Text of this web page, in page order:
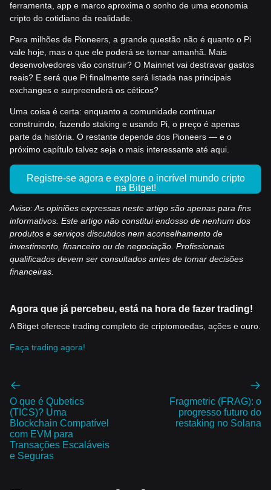
ferramenta, app e marco aproxima o sonho de uma economia
cripto do cotidiano da realidade.
Para milhões de Pioneers, a grande questão não é quanto o Pi
vale hoje, mas o que ele poderá se tornar amanhã. Mais
desenvolvedores vão construir? O Mainnet vai destravar gastos
reais? E será que Pi finalmente será listada nas principais
exchanges e surpreenderá os céticos?
Uma coisa é certa: enquanto a comunidade continuar
construindo, fazendo staking e usando Pi, o preço é apenas
parte da história. O restante depende dos Pioneers — e o
próximo capítulo talvez seja o mais interessante até aqui.
Registre-se agora e explore o incrível mundo cripto
na Bitget!
Aviso: As opiniões expressas neste artigo são apenas para fins
informativos. Este artigo não constitui endosso de nenhum dos
produtos e serviços discutidos nem aconselhamento de
investimento, financeiro ou de negociação. Profissionais
qualificados devem ser consultados antes de tomar decisões
financeiras.
Agora que já percebeu, está na hora de fazer trading!
A Bitget oferece trading completo de criptomoedas, ações e ouro.
Faça trading agora!
O que é Qubetics
(TICS)? Uma
Blockchain Compatível
com EVM para
Transações Escaláveis
e Seguras
Fragmetric (FRAG): o
progresso futuro do
restaking no Solana